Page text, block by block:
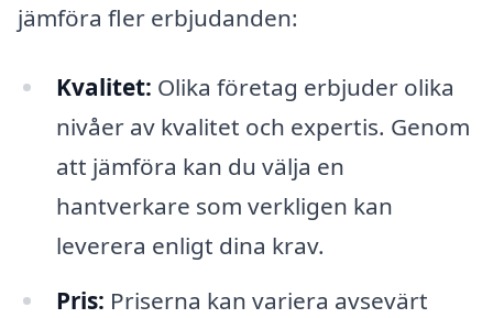
jämföra fler erbjudanden:
Kvalitet: Olika företag erbjuder olika
nivåer av kvalitet och expertis. Genom
att jämföra kan du välja en
hantverkare som verkligen kan
leverera enligt dina krav.
Pris: Priserna kan variera avsevärt